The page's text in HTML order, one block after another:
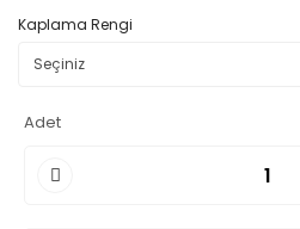
Kaplama Rengi
Adet